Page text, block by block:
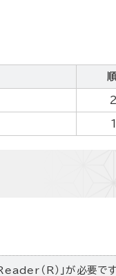
（R）」が必要で